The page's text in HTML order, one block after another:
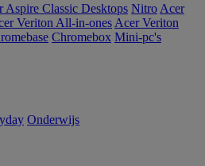
Aspire Classic Desktops Nitro Acer
Veriton All-in-ones Acer Veriton
Chromebox Mini-pc's
Onderwijs